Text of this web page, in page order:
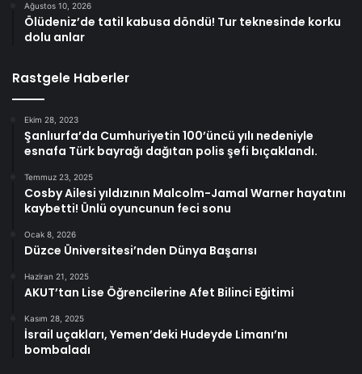
Ağustos 10, 2026
Ölüdeniz’de tatil kabusa döndü! Tur teknesinde korku
dolu anlar
Rastgele Haberler
Ekim 28, 2023
Şanlıurfa’da Cumhuriyetin 100’üncü yılı nedeniyle
esnafa Türk bayrağı dağıtan polis şefi bıçaklandı.
Temmuz 23, 2025
Cosby Ailesi yıldızının Malcolm-Jamal Warner hayatını
kaybetti! Ünlü oyuncunun feci sonu
Ocak 8, 2026
Düzce Üniversitesi’nden Dünya Başarısı
Haziran 21, 2025
AKUT’tan Lise Öğrencilerine Afet Bilinci Eğitimi
Kasım 28, 2025
İsrail uçakları, Yemen’deki Hudeyde Limanı’nı
bombaladı